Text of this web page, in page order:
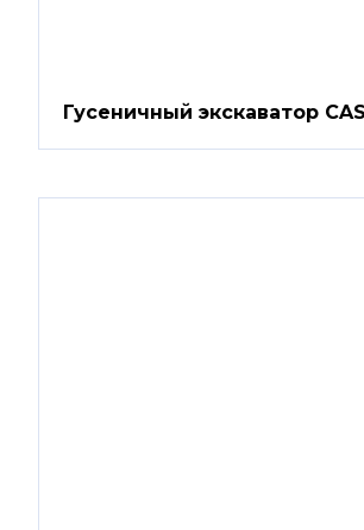
Гусеничный экскаватор